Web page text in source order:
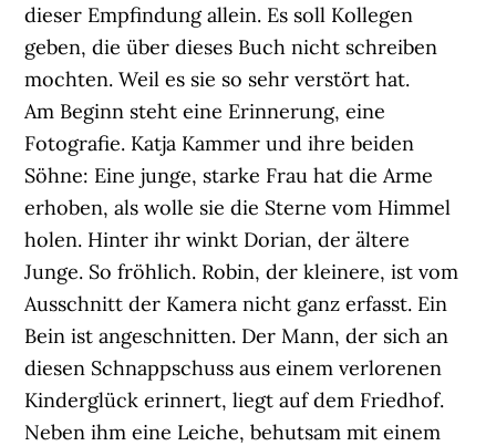
dieser Empfindung allein. Es soll Kollegen
geben, die über dieses Buch nicht schreiben
mochten. Weil es sie so sehr verstört hat.
Am Beginn steht eine Erinnerung, eine
Fotografie. Katja Kammer und ihre beiden
Söhne: Eine junge, starke Frau hat die Arme
erhoben, als wolle sie die Sterne vom Himmel
holen. Hinter ihr winkt Dorian, der ältere
Junge. So fröhlich. Robin, der kleinere, ist vom
Ausschnitt der Kamera nicht ganz erfasst. Ein
Bein ist angeschnitten. Der Mann, der sich an
diesen Schnappschuss aus einem verlorenen
Kinderglück erinnert, liegt auf dem Friedhof.
Neben ihm eine Leiche, behutsam mit einem